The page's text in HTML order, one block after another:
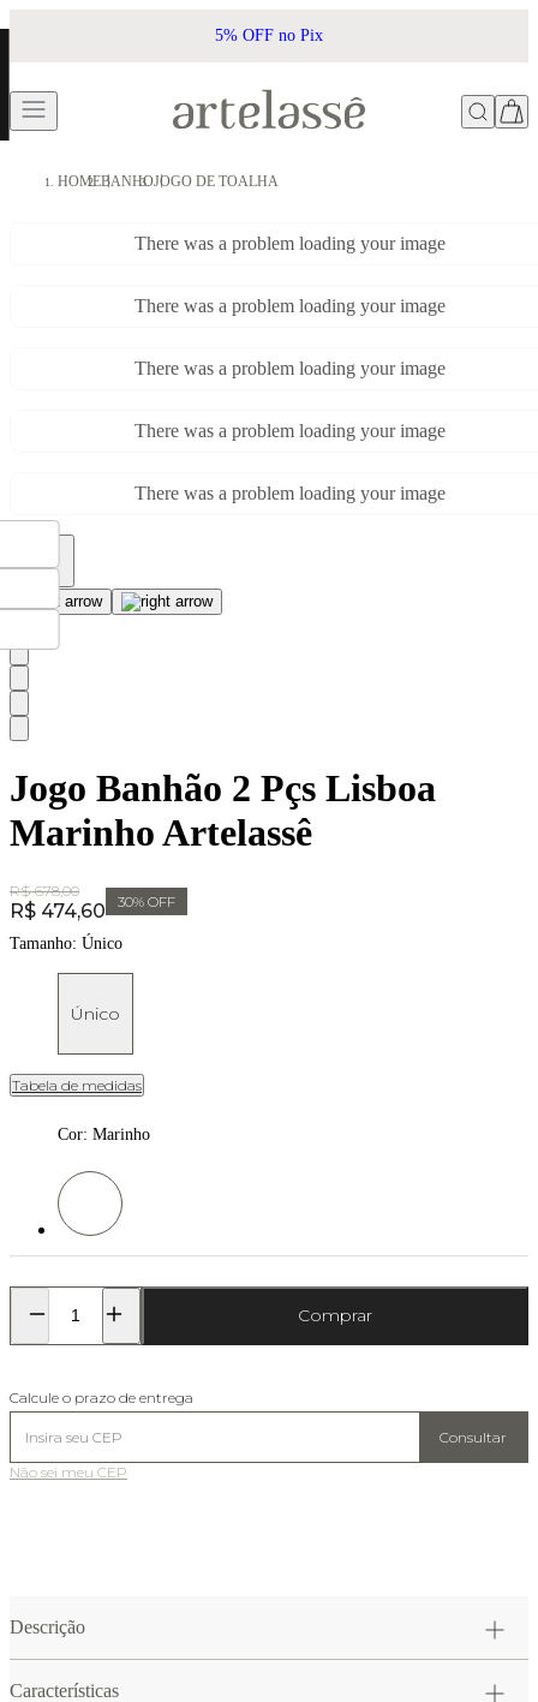
5% OFF no Pix
HOMEBANHOJOGO DE TOALHA
There was a problem loading your image
There was a problem loading your image
There was a problem loading your image
There was a problem loading your image
There was a problem loading your image
Jogo Banhão 2 Pçs Lisboa
Marinho Artelassê
Original Price:
R$ 678,00
Price:
R$ 474,60 30% OFF
Tamanho: Único
Único
Tabela de medidas
Cor: Marinho
Cor: Marinho
Comprar
Calcule o prazo de entrega
Consultar
Não sei meu CEP
Descrição
Características